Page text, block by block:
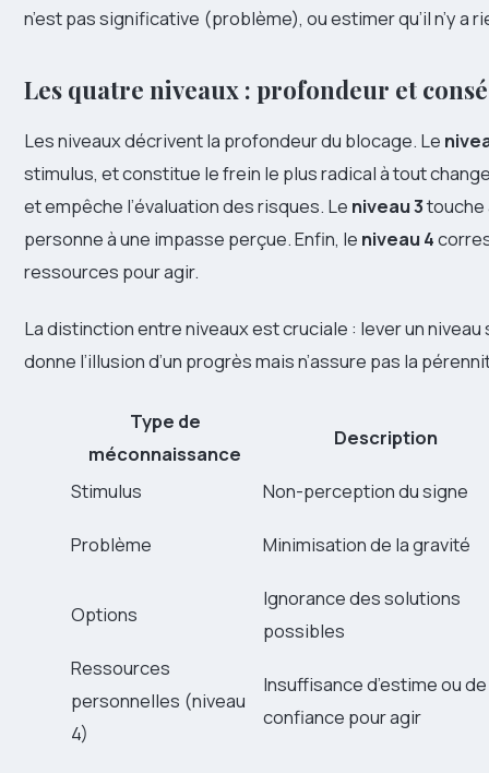
n’est pas significative (problème), ou estimer qu’il n’y
Les quatre niveaux : profondeur et
Les niveaux décrivent la profondeur du blocage. Le
stimulus, et constitue le frein le plus radical à tout
et empêche l’évaluation des risques. Le niveau 3touche
personne à une impasse perçue. Enfin, le niveau 4
ressources pour agir.
La distinction entre niveaux est cruciale : lever un
donne l’illusion d’un progrès mais n’assure pas la
Type de
méconnaissance
Description
Stimulus Non-perception du signe
Problème Minimisation de la gravité
Options
Ignorance des solutions
possibles
Ressources
personnelles (niveau
4)
Insuffisance d’estime ou de
confiance pour agir